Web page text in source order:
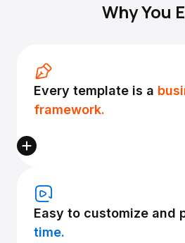
Why You
Every template is a
framework.
Easy to customize and
time.